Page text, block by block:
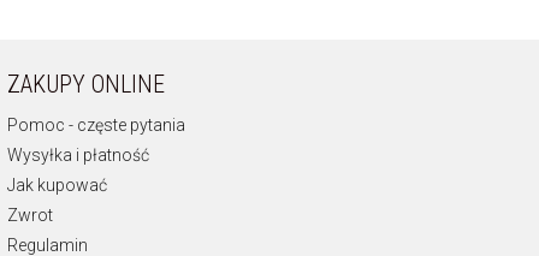
ZAKUPY ONLINE
Pomoc - częste pytania
Wysyłka i płatność
Jak kupować
Zwrot
Regulamin